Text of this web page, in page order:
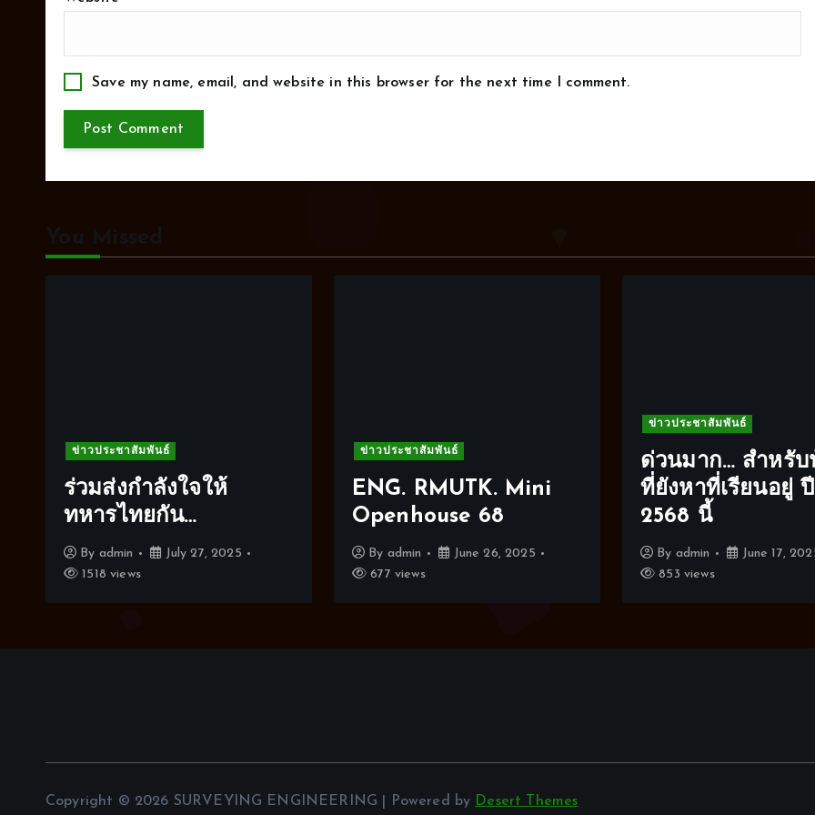
Save my name, email, and website in this browser for the next time I comment.
You Missed
ข่าวประชาสัมพันธ์
ร่วมส่งกำลังใจให้
ทหารไทยกัน…
By admin
July 27, 2025
1518 views
ข่าวประชาสัมพันธ์
ENG. RMUTK. Mini
Openhouse 68
By admin
June 26, 2025
677 views
ข่าวประชาสัมพันธ์
ด่วนมาก… สำหรับ
ที่ยังหาที่เรียนอยู่ ปี
2568 นี้
By admin
June 17,
853 views
Copyright © 2026 SURVEYING ENGINEERING | Powered by Desert Themes